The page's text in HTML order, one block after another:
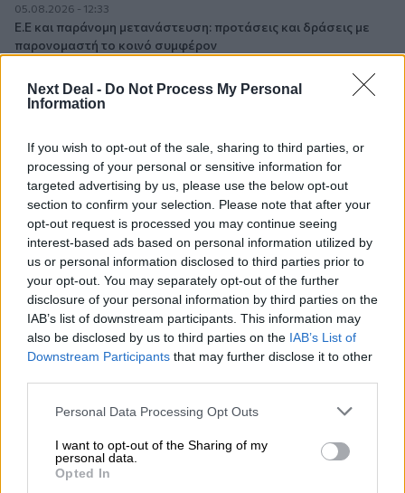
Next Deal - Do Not Process My Personal
Information
If you wish to opt-out of the sale, sharing to third parties, or
processing of your personal or sensitive information for
targeted advertising by us, please use the below opt-out
section to confirm your selection. Please note that after your
opt-out request is processed you may continue seeing
interest-based ads based on personal information utilized by
us or personal information disclosed to third parties prior to
your opt-out. You may separately opt-out of the further
disclosure of your personal information by third parties on the
IAB’s list of downstream participants. This information may
also be disclosed by us to third parties on the IAB’s List of
Downstream Participants that may further disclose it to other
Personal Data Processing Opt Outs
I want to opt-out of the Sharing of my
personal data.
Opted In
05.08.2026 - 12:33
Ε.Ε και παράνομη μετανάστευση: προτάσεις και δράσεις με
παρονομαστή το κοινό συμφέρον
05.08.2026 - 12:11
Αντώνης Βουκλαρής - «ΕΡΡΙΚΟΣ ΝΤΥΝΑΝ»
05.08.2026 - 11:30
Η νέα εποχή στην εκπαίδευση των ασφαλιστικών
διαμεσολαβητών
05.08.2026 - 10:50
Ξεκινούν οι αιτήσεις στο vouchers.gov.gr για το Πρόγραμμα
«Τουρισμός για όλους 2026-2027»
05.08.2026 - 10:19
WWF: Περισσότερα από 180.000 στρέμματα καμένων
δασικών εκτάσεων στην Ελλάδα σε λίγες μόλις μέρες
Καλοκαιρινό ταξίδι: Οι 8 συμβουλές που αξίζει να δώσει κάθε
ασφαλιστής στους πελάτες του